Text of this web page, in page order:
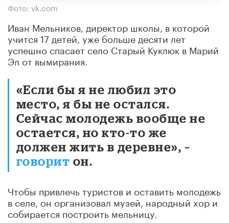
Фото: vk.com
Иван Мельников, директор школы, в которой
учится 17 детей, уже больше десяти лет
успешно спасает село Старый Куклюк в Марий
Эл от вымирания.
«Если бы я не любил это
место, я бы не остался.
Сейчас молодежь вообще не
остается, но кто-то же
должен жить в деревне», –
говорит он.
Чтобы привлечь туристов и оставить молодежь
в селе, он организовал музей, народный хор и
собирается построить мельницу.